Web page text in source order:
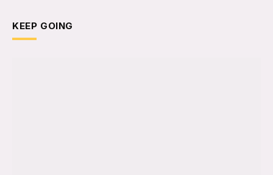
KEEP GOING